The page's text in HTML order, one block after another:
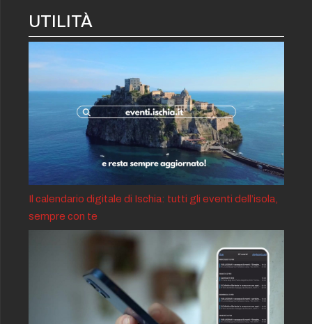
UTILITÀ
Il calendario digitale di Ischia: tutti gli eventi dell’isola,
sempre con te